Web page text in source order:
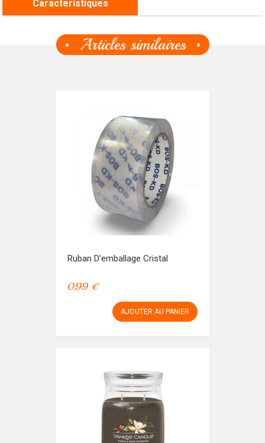
Caracteristiques
Articles similaires
Ruban D’emballage Cristal
0,99 €
AJOUTER AU PANIER